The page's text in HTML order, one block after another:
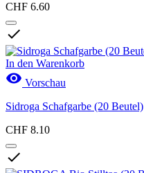
CHF 6.60

In den Warenkorb
 Vorschau
Sidroga Schafgarbe (20 Beutel)
CHF 8.10
